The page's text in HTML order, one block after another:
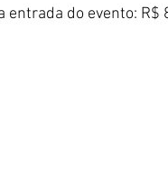
para entrada do